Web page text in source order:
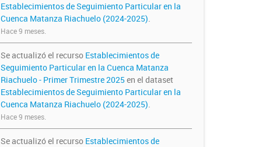
Establecimientos de Seguimiento Particular en la
Cuenca Matanza Riachuelo (2024-2025).
Hace 9 meses.
Se actualizó el recurso Establecimientos de
Seguimiento Particular en la Cuenca Matanza
Riachuelo - Primer Trimestre 2025 en el dataset
Establecimientos de Seguimiento Particular en la
Cuenca Matanza Riachuelo (2024-2025).
Hace 9 meses.
Se actualizó el recurso Establecimientos de